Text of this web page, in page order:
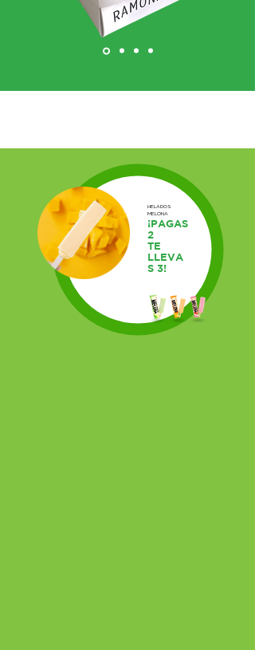
HELADOS
MELONA
¡PAGAS
2
TE
LLEVA
S 3!